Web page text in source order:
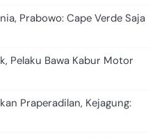
Prabowo: Cape Verde Saja
Pelaku Bawa Kabur Motor
Praperadilan, Kejagung: